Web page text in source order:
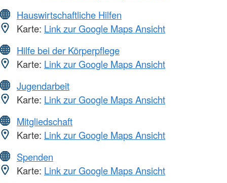
Hauswirtschaftliche Hilfen
Karte: Link zur Google Maps Ansicht
Hilfe bei der Körperpflege
Karte: Link zur Google Maps Ansicht
Jugendarbeit
Karte: Link zur Google Maps Ansicht
Mitgliedschaft
Karte: Link zur Google Maps Ansicht
Spenden
Karte: Link zur Google Maps Ansicht